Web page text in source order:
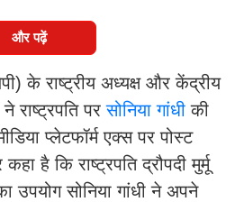
और पढ़ें
के राष्ट्रीय अध्यक्ष और केंद्रीय
राष्ट्रपति परसोनिया गांधी की
प्लेटफॉर्म एक्स पर पोस्ट
है कि राष्ट्रपति द्रौपदी मुर्मू
सोनिया गांधी ने अपने